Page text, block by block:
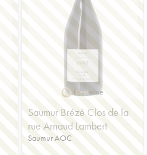
Saumur Brézé Clos de la
rue Arnaud Lambert
Saumur AOC